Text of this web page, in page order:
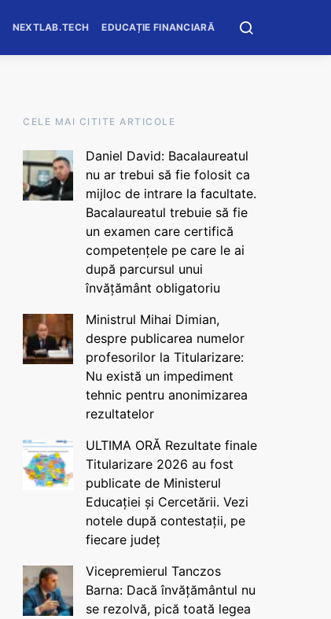
NEXTLAB.TECH EDUCAȚIE FINANCIARĂ
CELE MAI CITITE ARTICOLE
Daniel David: Bacalaureatul
nu ar trebui să fie folosit ca
mijloc de intrare la facultate.
Bacalaureatul trebuie să fie
un examen care certifică
competențele pe care le ai
după parcursul unui
învățământ obligatoriu
Ministrul Mihai Dimian,
despre publicarea numelor
profesorilor la Titularizare:
Nu există un impediment
tehnic pentru anonimizarea
rezultatelor
ULTIMA ORĂ Rezultate finale
Titularizare 2026 au fost
publicate de Ministerul
Educației și Cercetării. Vezi
notele după contestații, pe
fiecare județ
Vicepremierul Tanczos
Barna: Dacă învățământul nu
se rezolvă, pică toată legea